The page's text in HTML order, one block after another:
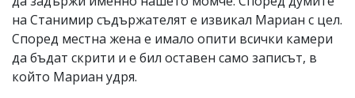
на Станимир съдържателят е извикал Мариан с цел.
Според местна жена е имало опити всички камери
да бъдат скрити и е бил оставен само записът, в
който Мариан удря.